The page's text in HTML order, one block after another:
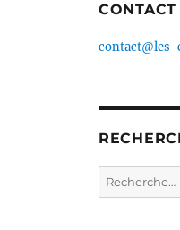
CONTACT
Recherche
pour :